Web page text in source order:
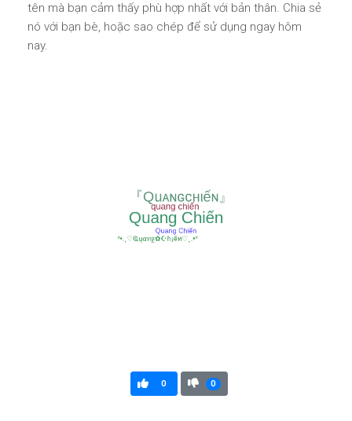
tên mà bạn cảm thấy phù hợp nhất với bản thân. Chia sẻ
nó với bạn bè, hoặc sao chép để sử dụng ngay hôm
nay.
0 0